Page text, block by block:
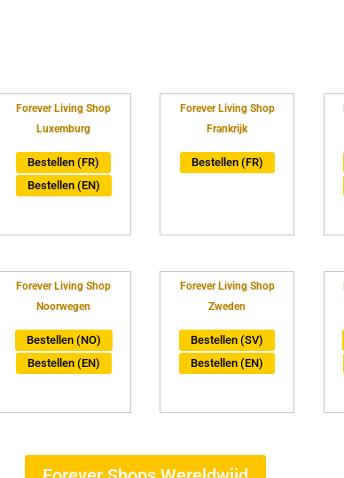
Forever Living Shop
Luxemburg
Bestellen (FR)
Bestellen (EN)
Forever Living Shop
Frankrijk
Bestellen (FR)
Forever Living Shop
Noorwegen
Bestellen (NO)
Bestellen (EN)
Forever Living Shop
Zweden
Bestellen (SV)
Bestellen (EN)